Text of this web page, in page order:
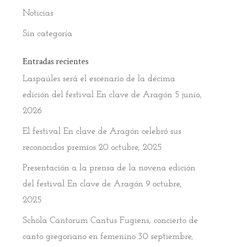
Noticias
Sin categoría
Entradas recientes
Laspaúles será el escenario de la décima
edición del festival En clave de Aragón 5 junio,
2026
El festival En clave de Aragón celebró sus
reconocidos premios 20 octubre, 2025
Presentación a la prensa de la novena edición
del festival En clave de Aragón 9 octubre,
2025
Schola Cantorum Cantus Fugiens, concierto de
canto gregoriano en femenino 30 septiembre,